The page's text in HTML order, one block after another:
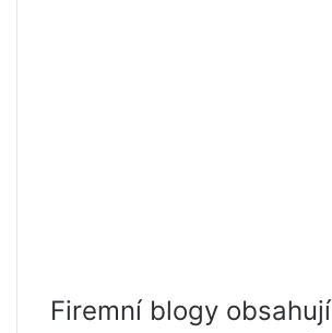
Firemní blogy obsahují